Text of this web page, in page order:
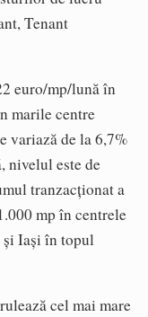
Tenant
euro/mp/lună în
marile centre
variază de la 6,7%
nivelul este de
tranzacționat a
mp în centrele
și Iași în topul
cel mai mare